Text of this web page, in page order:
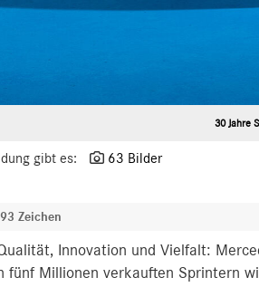
30 Jahre
gibt es: 63 Bilder
Zeichen
Innovation und Vielfalt:
fünf Millionen verkauften Sprintern